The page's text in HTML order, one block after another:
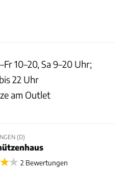
10–20, Sa 9–20 Uhr;
22 Uhr
am Outlet
(D)
2 Bewertungen